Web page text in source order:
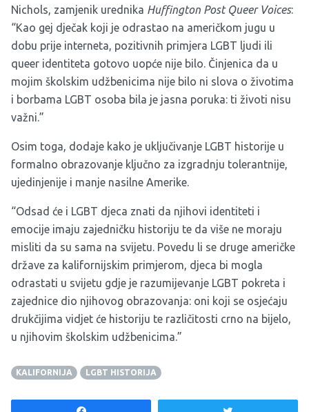
Nichols, zamjenik urednika Huffington Post Queer Voices:
“Kao gej dječak koji je odrastao na američkom jugu u
dobu prije interneta, pozitivnih primjera LGBT ljudi ili
queer identiteta gotovo uopće nije bilo. Činjenica da u
mojim školskim udžbenicima nije bilo ni slova o životima
i borbama LGBT osoba bila je jasna poruka: ti životi nisu
važni.”
Osim toga, dodaje kako je uključivanje LGBT historije u
formalno obrazovanje ključno za izgradnju tolerantnije,
ujedinjenije i manje nasilne Amerike.
“Odsad će i LGBT djeca znati da njihovi identiteti i
emocije imaju zajedničku historiju te da više ne moraju
misliti da su sama na svijetu. Povedu li se druge američke
države za kalifornijskim primjerom, djeca bi mogla
odrastati u svijetu gdje je razumijevanje LGBT pokreta i
zajednice dio njihovog obrazovanja: oni koji se osjećaju
drukčijima vidjet će historiju te različitosti crno na bijelo,
u njihovim školskim udžbenicima.”
KALIFORNIJA LGBT HISTORIJA